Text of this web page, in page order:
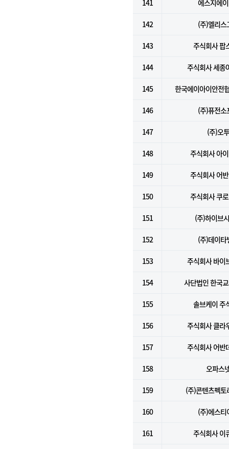
141 에스지에
142 (주)엘리스
143 주식회사 팝
144 주식회사 세종
145 한국에이아이안전
146 (주)퓨전소
147 (주)오투
148 주식회사 아
149 주식회사 어
150 주식회사 쿠
151 (주)하이브
152 (주)데이타
153 주식회사 바이
154 사단법인 한국
155 솔브케이 주
156 주식회사 클라
157 주식회사 어반
158 오파스
159 (주)콘텐츠펙토
160 (주)에스티
161 주식회사 이